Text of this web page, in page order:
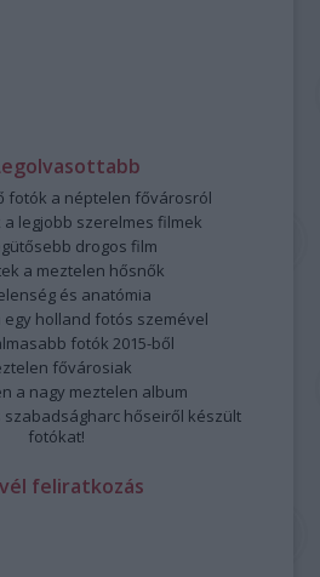
fotók a néptelen fővárosról
a legjobb szerelmes filmek
drogos film
a meztelen hősnők
és anatómia
holland fotós szemével
fotók 2015-ből
fővárosiak
a nagy meztelen album
szabadságharc hőseiről készült
fotókat!
feliratkozás